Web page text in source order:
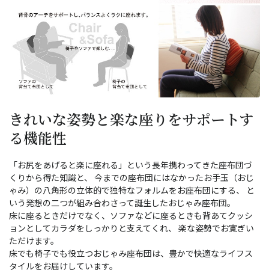
きれいな姿勢と楽な座りをサポートす
る機能性
「お尻をあげると楽に座れる」という長年携わってきた座布団づ
くりから得た知識と、 今までの座布団にはなかったお手玉（おじ
ゃみ）の八角形の立体的で独特なフォルムをお座布団にする、 と
いう発想の二つが組み合わさって誕生したおじゃみ座布団。
床に座るときだけでなく、ソファなどに座るときも背あてクッシ
ョンとしてカラダをしっかりと支えてくれ、 楽な姿勢でお寛ぎい
ただけます。
床でも椅子でも役立つおじゃみ座布団は、豊かで快適なライフス
タイルをお届けしています。